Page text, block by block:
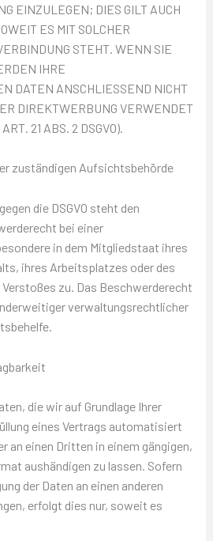
EINZULEGEN; DIES GILT AUCH
ES MIT SOLCHER
STEHT. WENN SIE
IHRE
DATEN ANSCHLIESSEND NICHT
DIREKTWERBUNG VERWENDET
21 ABS. 2 DSGVO).
zuständigen Aufsichtsbehörde
die DSGVO steht den
bei einer
in dem Mitgliedstaat ihres
ihres Arbeitsplatzes oder des
zu. Das Beschwerderecht
verwaltungsrechtlicher
die wir auf Grundlage Ihrer
eines Vertrags automatisiert
an einen Dritten in einem gängigen,
aushändigen zu lassen. Sofern
der Daten an einen anderen
erfolgt dies nur, soweit es